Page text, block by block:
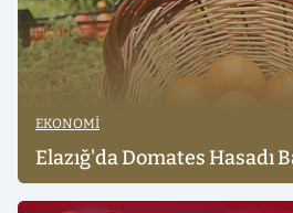
EKONOMI
Elazığ'da Domates Hasadı